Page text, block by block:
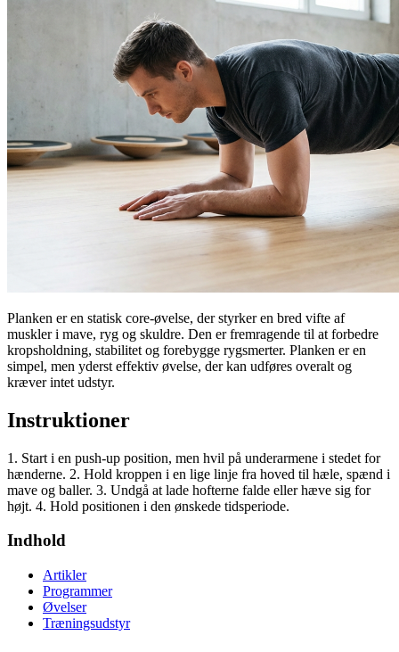
Planken er en statisk core-øvelse, der styrker en bred vifte af
muskler i mave, ryg og skuldre. Den er fremragende til at forbedre
kropsholdning, stabilitet og forebygge rygsmerter. Planken er en
simpel, men yderst effektiv øvelse, der kan udføres overalt og
kræver intet udstyr.
Instruktioner
1. Start i en push-up position, men hvil på underarmene i stedet for
hænderne. 2. Hold kroppen i en lige linje fra hoved til hæle, spænd i
mave og baller. 3. Undgå at lade hofterne falde eller hæve sig for
højt. 4. Hold positionen i den ønskede tidsperiode.
Indhold
Artikler
Programmer
Øvelser
Træningsudstyr